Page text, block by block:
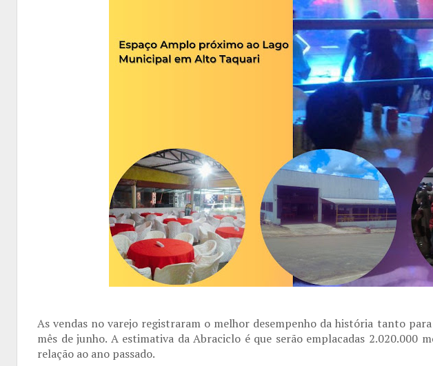
As vendas no varejo registraram o melhor desempenho da história tanto
mês de junho. A estimativa da Abraciclo é que serão emplacadas 2.020.000
relação ao ano passado.